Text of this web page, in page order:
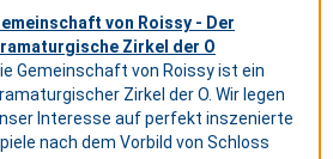
von Roissy - Der
Zirkel der O
Gemeinschaft von Roissy ist ein
Zirkel der O. Wir legen
Interesse auf perfekt inszenierte
nach dem Vorbild von Schloss